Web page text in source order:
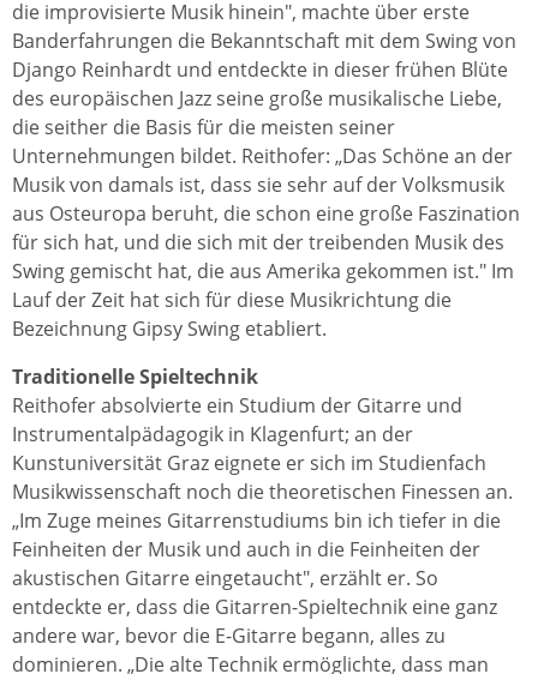
die improvisierte Musik hinein", machte über erste
Banderfahrungen die Bekanntschaft mit dem Swing von
Django Reinhardt und entdeckte in dieser frühen Blüte
des europäischen Jazz seine große musikalische Liebe,
die seither die Basis für die meisten seiner
Unternehmungen bildet. Reithofer: „Das Schöne an der
Musik von damals ist, dass sie sehr auf der Volksmusik
aus Osteuropa beruht, die schon eine große Faszination
für sich hat, und die sich mit der treibenden Musik des
Swing gemischt hat, die aus Amerika gekommen ist." Im
Lauf der Zeit hat sich für diese Musikrichtung die
Bezeichnung Gipsy Swing etabliert.
Traditionelle Spieltechnik
Reithofer absolvierte ein Studium der Gitarre und
Instrumentalpädagogik in Klagenfurt; an der
Kunstuniversität Graz eignete er sich im Studienfach
Musikwissenschaft noch die theoretischen Finessen an.
„Im Zuge meines Gitarrenstudiums bin ich tiefer in die
Feinheiten der Musik und auch in die Feinheiten der
akustischen Gitarre eingetaucht", erzählt er. So
entdeckte er, dass die Gitarren-Spieltechnik eine ganz
andere war, bevor die E-Gitarre begann, alles zu
dominieren. „Die alte Technik ermöglichte, dass man